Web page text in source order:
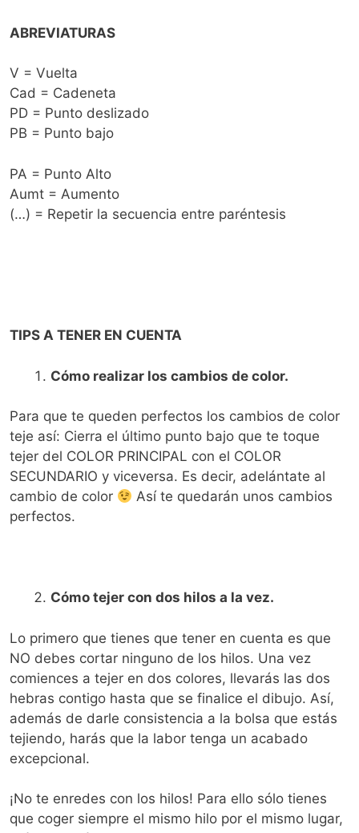
ABREVIATURAS
V = Vuelta
Cad = Cadeneta
PD = Punto deslizado
PB = Punto bajo
PA = Punto Alto
Aumt = Aumento
(…) = Repetir la secuencia entre paréntesis
TIPS A TENER EN CUENTA
Cómo realizar los cambios de color.
Para que te queden perfectos los cambios de color
teje así: Cierra el último punto bajo que te toque
tejer del COLOR PRINCIPAL con el COLOR
SECUNDARIO y viceversa. Es decir, adelántate al
cambio de color
Así te quedarán unos cambios
perfectos.
Cómo tejer con dos hilos a la vez.
Lo primero que tienes que tener en cuenta es que
NO debes cortar ninguno de los hilos. Una vez
comiences a tejer en dos colores, llevarás las dos
hebras contigo hasta que se finalice el dibujo. Así,
además de darle consistencia a la bolsa que estás
tejiendo, harás que la labor tenga un acabado
excepcional.
¡No te enredes con los hilos! Para ello sólo tienes
que coger siempre el mismo hilo por el mismo lugar,